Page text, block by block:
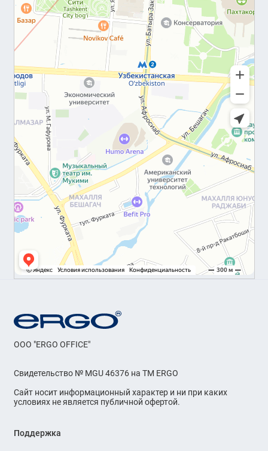
OOO "ERGO OFFICE"
Свидетельство № MGU 46376 на ТМ ERGO
Сайт носит информационный характер и ни при каких
условиях не является публичной офертой.
Поддержка